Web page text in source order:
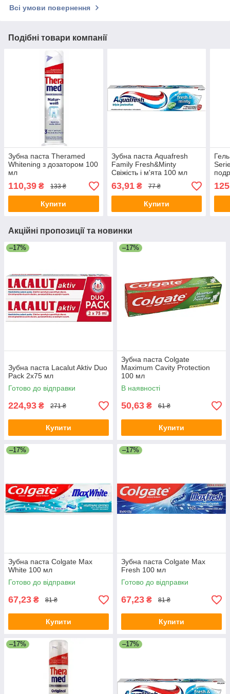
Всі умови повернення
Подібні товари компанії
Зубна паста Theramed
Whitening з дозатором 100
мл
110,39 ₴ 133 ₴
Купити
Зубна паста Aquafresh
Family Fresh&Minty
Свіжість і м'ята 100 мл
63,91₴ 77 ₴
Купити
200
Акційні пропозиції та новинки
–17%
Зубна паста Lacalut Aktiv Duo
Pack 2х75 мл
Готово до відправки
224,93 ₴ 271 ₴
Купити
–17%
Зубна паста Colgate
Maximum Cavity Protection
100 мл
В наявності
50,63 ₴ 61 ₴
Купити
–17%
Зубна паста Colgate Max
White 100 мл
Готово до відправки
67,23 ₴ 81 ₴
Купити
–17%
Зубна паста Colgate Max
Fresh 100 мл
Готово до відправки
67,23 ₴ 81 ₴
Купити
–17% –17%